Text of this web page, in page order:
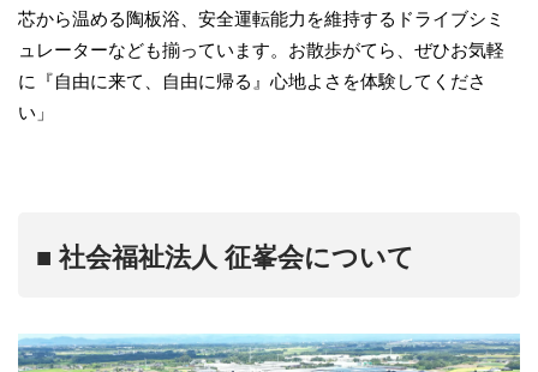
芯から温める陶板浴、安全運転能力を維持するドライブシミ
ュレーターなども揃っています。お散歩がてら、ぜひお気軽
に『自由に来て、自由に帰る』心地よさを体験してくださ
い」
■ 社会福祉法人 征峯会について